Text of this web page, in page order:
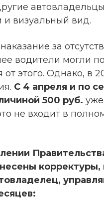
и визуальный вид.
за
водители могли
этого. Однако, в
С 4 апреля и по
500 руб.
не входит в
корректуры,